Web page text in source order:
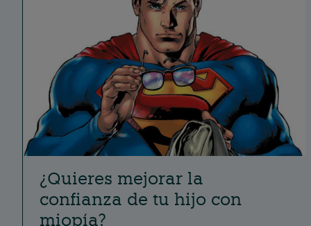
¿Quieres mejorar la
confianza de tu hijo con
miopía?